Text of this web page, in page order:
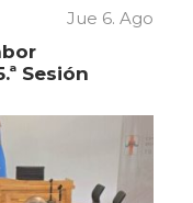
Jue 6. Ago
Sesión